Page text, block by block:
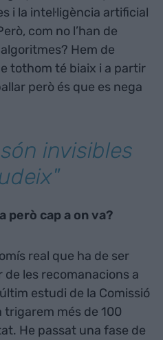
i la intel·ligència artificial
com no l’han de
Hem de
tothom té biaix i a partir
però és que es nega
invisibles
però cap a on va?
real que ha de ser
les recomanacions a
estudi de la Comissió
més de 100
He passat una fase de